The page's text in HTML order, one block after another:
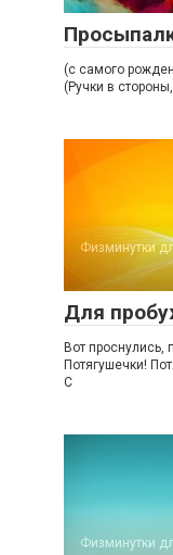
(с самого
(Ручки в
Физминутки
Для
Вот проснулись,
Потягушечки!
С
Физминутки